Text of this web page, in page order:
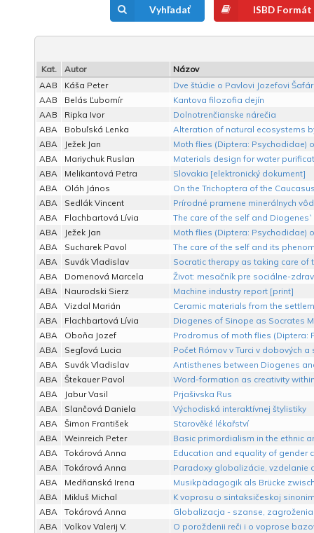
Vyhľadať ISBD Formát
Kat. Autor
Názov
AAB
Káša Peter
Dve štúdie o Pavlovi Jozefovi
AAB
Belás Ľubomír
Kantova filozofia dejín
AAB
Ripka Ivor
Dolnotrenčianske nárečia
ABA
Bobuľská Lenka
Alteration of natural ecosystems
ABA
Ježek Jan
Moth flies (Diptera: Psychodidae)
ABA
Mariychuk Ruslan
Materials design for water
ABA
Melikantová Petra
Slovakia [elektronický dokument]
ABA
Oláh János
On the Trichoptera of the
ABA
Sedlák Vincent
Prírodné pramene minerálnych
ABA
Flachbartová Lívia
The care of the self and
ABA
Ježek Jan
Moth flies (Diptera: Psychodidae)
ABA
Sucharek Pavol
The care of the self and its
ABA
Suvák Vladislav
Socratic therapy as taking care of
ABA
Domenová Marcela
Život: mesačník pre sociálne-
ABA
Naurodski Sierz
Machine industry report [print]
ABA
Vizdal Marián
Ceramic materials from the
ABA
Flachbartová Lívia
Diogenes of Sinope as Socrates
ABA
Oboňa Jozef
Prodromus of moth flies (Diptera:
ABA
Segľová Lucia
Počet Rómov v Turci v dobových
ABA
Suvák Vladislav
Antisthenes between Diogenes
ABA
Štekauer Pavol
Word-formation as creativity
ABA
Jabur Vasil
Prjašivska Rus
ABA
Slančová Daniela
Východiská interaktívnej štylistiky
ABA
Šimon František
Starověké lékařství
ABA
Weinreich Peter
Basic primordialism in the ethnic
ABA
Tokárová Anna
Education and equality of gender
ABA
Tokárová Anna
Paradoxy globalizácie, vzdelanie
ABA
Medňanská Irena
Musikpädagogik als Brücke
ABA
Mikluš Michal
K voprosu o sintaksičeskoj
ABA
Tokárová Anna
Globalizacja - szanse,
ABA
Volkov Valerij V.
O poroždenii reči i o voprose